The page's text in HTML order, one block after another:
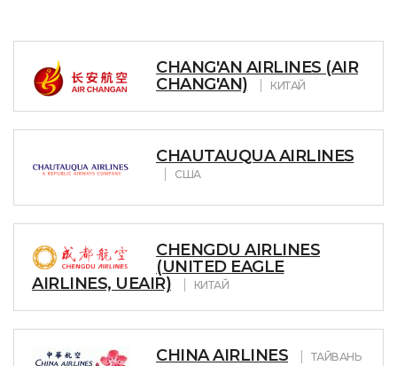
CHANG'AN AIRLINES (AIR
CHANG'AN)
КИТАЙ
CHAUTAUQUA AIRLINES
США
CHENGDU AIRLINES
(UNITED EAGLE
AIRLINES, UEAIR)
КИТАЙ
CHINA AIRLINES ТАЙВАНЬ